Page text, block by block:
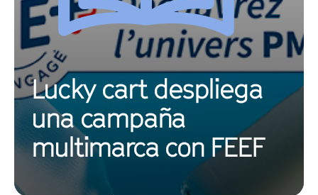
Lucky cart despliega
una campaña
multimarca con FEEF